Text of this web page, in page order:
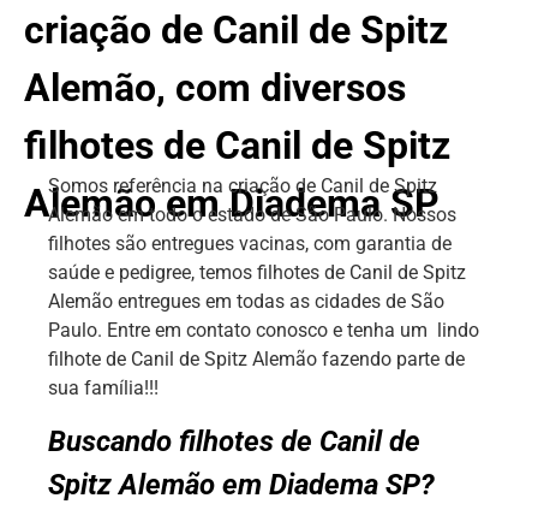
criação de Canil de Spitz
Alemão, com diversos
filhotes de Canil de Spitz
Alemão em Diadema SP
Somos referência na criação de Canil de Spitz
Alemão em todo o estado de São Paulo. Nossos
filhotes são entregues vacinas, com garantia de
saúde e pedigree, temos filhotes de Canil de Spitz
Alemão entregues em todas as cidades de São
Paulo. Entre em contato conosco e tenha um lindo
filhote de Canil de Spitz Alemão fazendo parte de
sua família!!!
Buscando filhotes de Canil de
Spitz Alemão em Diadema SP?